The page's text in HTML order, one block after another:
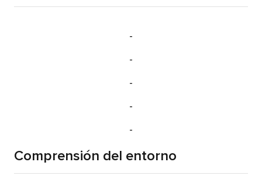
-
-
-
-
-
Comprensión del entorno